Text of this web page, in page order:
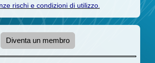
rischi e condizioni di utilizzo.
Diventa un membro